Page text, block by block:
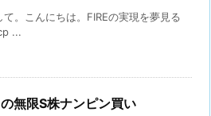
て。こんにちは。FIREの実現を夢見る
...
無限S株ナンピン買い